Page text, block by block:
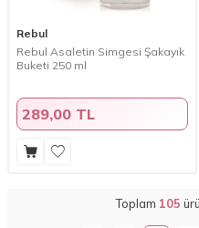
Rebul
Rebul Asaletin Simgesi Şakayık
Buketi 250 ml
289,00 TL
Toplam 105